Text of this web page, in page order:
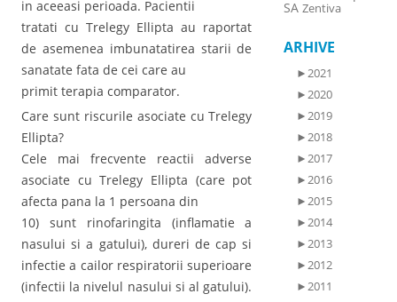
in aceeasi perioada. Pacientii
tratati cu Trelegy Ellipta au raportat
de asemenea imbunatatirea starii de
sanatate fata de cei care au
primit terapia comparator.
Care sunt riscurile asociate cu Trelegy
Ellipta?
Cele mai frecvente reactii adverse
asociate cu Trelegy Ellipta (care pot
afecta pana la 1 persoana din
10) sunt rinofaringita (inflamatie a
nasului si a gatului), dureri de cap si
infectie a cailor respiratorii superioare
(infectii la nivelul nasului si al gatului).
SA Zentiva
ARHIVE
►2021
►2020
►2019
►2018
►2017
►2016
►2015
►2014
►2013
►2012
►2011